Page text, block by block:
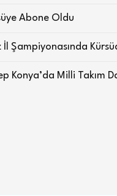
Abone Oldu
İl Şampiyonasında
Konya’da Milli Takım